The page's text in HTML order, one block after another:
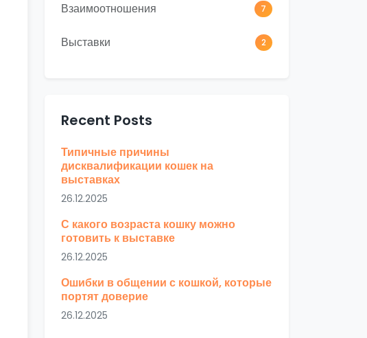
Взаимоотношения 7
Выставки 2
Recent Posts
Типичные причины
дисквалификации кошек на
выставках
26.12.2025
С какого возраста кошку можно
готовить к выставке
26.12.2025
Ошибки в общении с кошкой, которые
портят доверие
26.12.2025